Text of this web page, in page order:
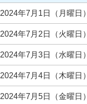
2024年7月1日（月曜日）
2024年7月2日（火曜日）
2024年7月3日（水曜日）
2024年7月4日（木曜日）
2024年7月5日（金曜日）